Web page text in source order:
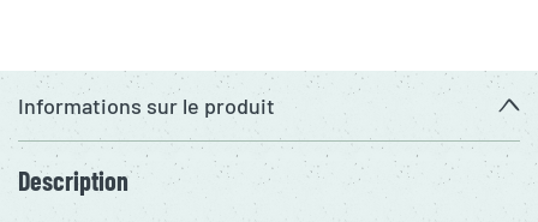
Informations sur le produit
Description